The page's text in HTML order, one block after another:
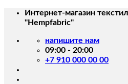
Skip
Интернет-магазин
"Hempfabric"
напишите нам
09:00 - 20:00
+7 910 000 00 00